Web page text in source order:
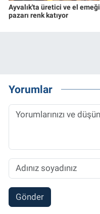
Ayvalık'ta üretici ve el emeği
pazarı renk katıyor
Yorumlar
Gönder